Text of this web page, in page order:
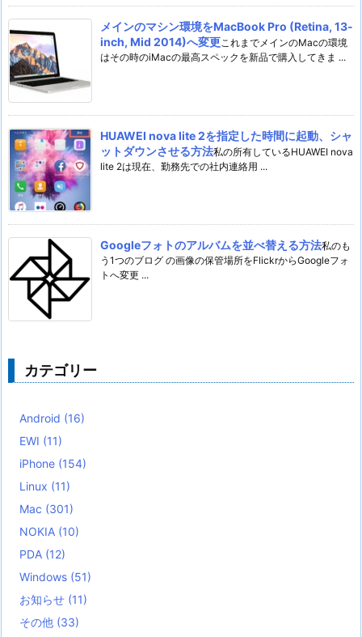
メインのマシン環境をMacBook Pro (Retina, 13-
inch, Mid 2014)へ変更これまでメインのMacの環境
はその時のiMacの最高スペックを新品で購入してきま ...
HUAWEI nova lite 2を指定した時間に起動、シャ
ットダウンさせる方法私の所有しているHUAWEI nova
lite 2は現在、勤務先での社内連絡用 ...
Googleフォトのアルバムを並べ替える方法私のも
う1つのブログ の画像の保管場所をFlickrからGoogleフォ
トへ変更 ...
カテゴリー
Android (16)
EWI (11)
iPhone (154)
Linux (11)
Mac (301)
NOKIA (10)
PDA (12)
Windows (51)
お知らせ (11)
その他 (33)